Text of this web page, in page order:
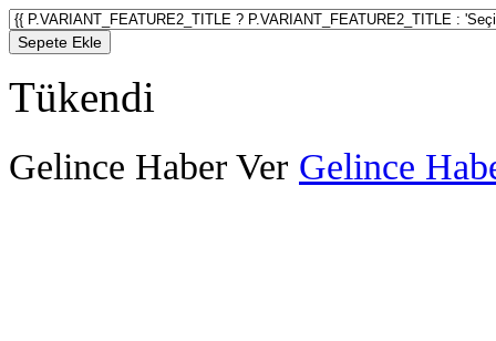
Sepete Ekle
Tükendi
Gelince Haber Ver Gelince